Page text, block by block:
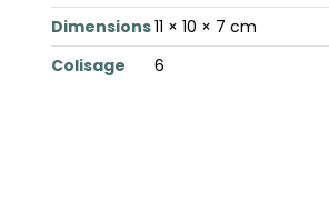
Dimensions11 × 10 × 7 cm
Colisage
6